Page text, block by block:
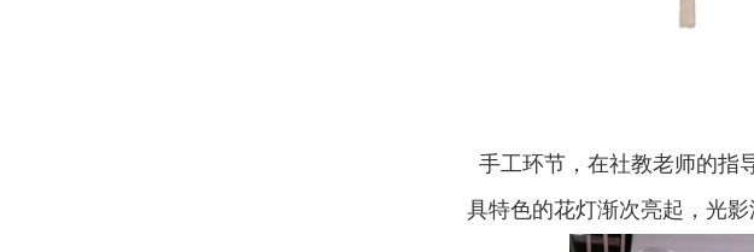
手工环节，在社教老师的指
具特色的花灯渐次亮起，光